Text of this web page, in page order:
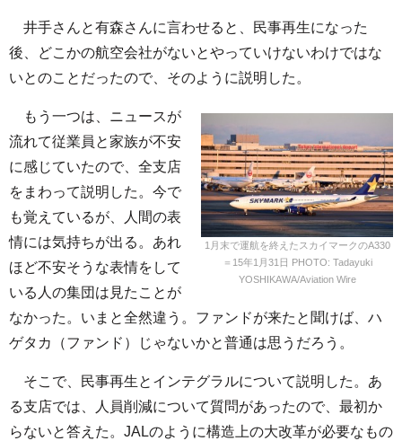
井手さんと有森さんに言わせると、民事再生になった
後、どこかの航空会社がないとやっていけないわけではな
いとのことだったので、そのように説明した。
1月末で運航を終えたスカイマークのA330
＝15年1月31日 PHOTO: Tadayuki
YOSHIKAWA/Aviation Wire
もう一つは、ニュースが
流れて従業員と家族が不安
に感じていたので、全支店
をまわって説明した。今で
も覚えているが、人間の表
情には気持ちが出る。あれ
ほど不安そうな表情をして
いる人の集団は見たことが
なかった。いまと全然違う。ファンドが来たと聞けば、ハ
ゲタカ（ファンド）じゃないかと普通は思うだろう。
そこで、民事再生とインテグラルについて説明した。あ
る支店では、人員削減について質問があったので、最初か
らないと答えた。JALのように構造上の大改革が必要なもの